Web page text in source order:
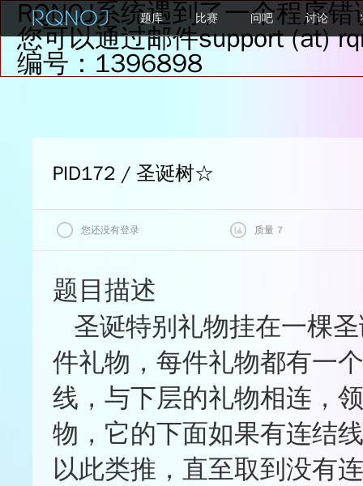
RQNOJ系统遇到了一个程序错
您可以通过邮件support (at)
编号：1396898
题库 比赛 问吧 讨论
PID172 / 圣诞树☆
您还没有登录
查看最后一次评测记录
质量 7
★★★★★
★★★★☆
★★★☆☆
★★☆☆☆
★☆☆☆☆
33.3%
★★ ★ ★☆
题目描述
圣诞特别礼物挂在一棵
件礼物，每件礼物都有一
线，与下层的礼物相连，
物，它的下面如果有连结
以此类推，直至取到没有